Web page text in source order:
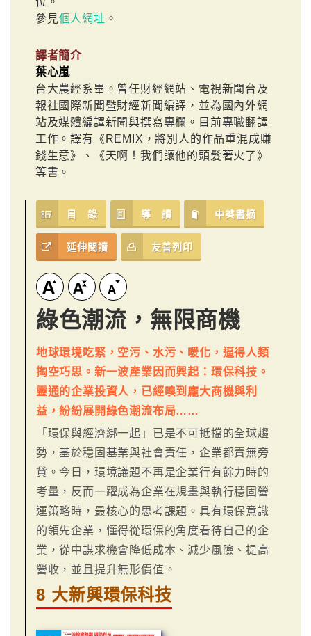
參見個人網址 。
譯者簡介
葉心嵐
台大農經系畢。曾任財經網站、電視新聞台及
報社國際新聞暨財經新聞編譯，並為國內外網
站及媒體編譯新聞與撰寫專欄。目前專職翻譯
工作。譯有《REMIX，將別人的作品重混成賺
錢生意》、《天啊！我們讓他的頭髮著火了》
等書。
目 錄 導 讀 中英書摘
延伸閱讀 友善列印
綠色潮流，無限商機
地球環境吃緊，空污、水污、暖化，逼得人類
掏空巧思。新一波產業因而興起：環保科技。
靈通的企業投資人，已經嗅到龐大商機與利
益，紛紛展開綠色潮流布局……
「環保與經濟綁一起」已是不可抵擋的全球趨
勢，基於穩固基業與社會責任，企業都責無旁
貸。今日，環境議題不再是企業行有餘力時的
考量，反而一躍成為企業在規畫與執行穩固營
運策略時，最核心的思考課題。具有環保意識
的領先企業，懂得從環保的角度看待自己的企
業，從中謀求機會降低成本、減少風險、提高
營收，並且提升無形價值。
8 大新興環保科技